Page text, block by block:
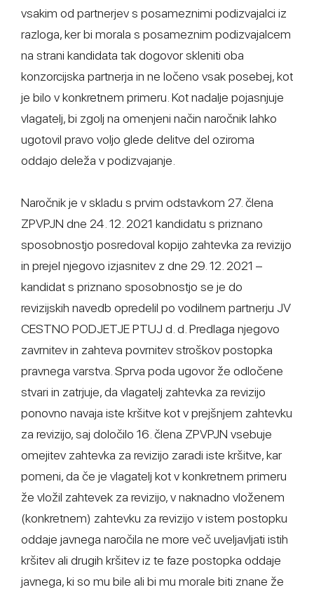
vsakim od partnerjev s posameznimi podizvajalci iz
razloga, ker bi morala s posameznim podizvajalcem
na strani kandidata tak dogovor skleniti oba
konzorcijska partnerja in ne ločeno vsak posebej, kot
je bilo v konkretnem primeru. Kot nadalje pojasnjuje
vlagatelj, bi zgolj na omenjeni način naročnik lahko
ugotovil pravo voljo glede delitve del oziroma
oddajo deleža v podizvajanje.
Naročnik je v skladu s prvim odstavkom 27. člena
ZPVPJN dne 24. 12. 2021 kandidatu s priznano
sposobnostjo posredoval kopijo zahtevka za revizijo
in prejel njegovo izjasnitev z dne 29. 12. 2021 –
kandidat s priznano sposobnostjo se je do
revizijskih navedb opredelil po vodilnem partnerju JV
CESTNO PODJETJE PTUJ d. d. Predlaga njegovo
zavrnitev in zahteva povrnitev stroškov postopka
pravnega varstva. Sprva poda ugovor že odločene
stvari in zatrjuje, da vlagatelj zahtevka za revizijo
ponovno navaja iste kršitve kot v prejšnjem zahtevku
za revizijo, saj določilo 16. člena ZPVPJN vsebuje
omejitev zahtevka za revizijo zaradi iste kršitve, kar
pomeni, da če je vlagatelj kot v konkretnem primeru
že vložil zahtevek za revizijo, v naknadno vloženem
(konkretnem) zahtevku za revizijo v istem postopku
oddaje javnega naročila ne more več uveljavljati istih
kršitev ali drugih kršitev iz te faze postopka oddaje
javnega, ki so mu bile ali bi mu morale biti znane že